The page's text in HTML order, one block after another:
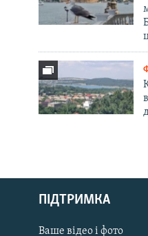
Русский
QırımtatarПІДТРИМКА
Ваше відео і фото